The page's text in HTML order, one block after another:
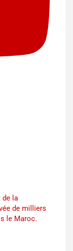
de la
de milliers
le Maroc.